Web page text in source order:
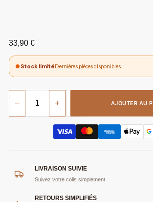
33,90 €
Stock limitéDernières pièces disponibles
− + AJOUTER AU
LIVRAISON SUIVIE
Suivez votre colis simplement
RETOURS SIMPLIFIÉS